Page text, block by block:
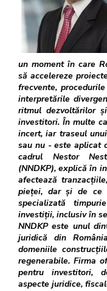
un moment în care
să accelereze
frecvente,
interpretările
ritmul dezvoltărilor
investitori. În multe
incert, iar traseul
sau nu - este aplicat
cadrul Nestor
(NNDKP), explică în
afectează
pieței, dar și de ce
specializată
investiții, inclusiv în
NNDKP este unul
juridică din
domeniile
regenerabile. Firma
pentru investitori,
aspecte juridice,